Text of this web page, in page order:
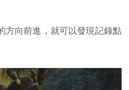
方向前進，就可以發現記錄點